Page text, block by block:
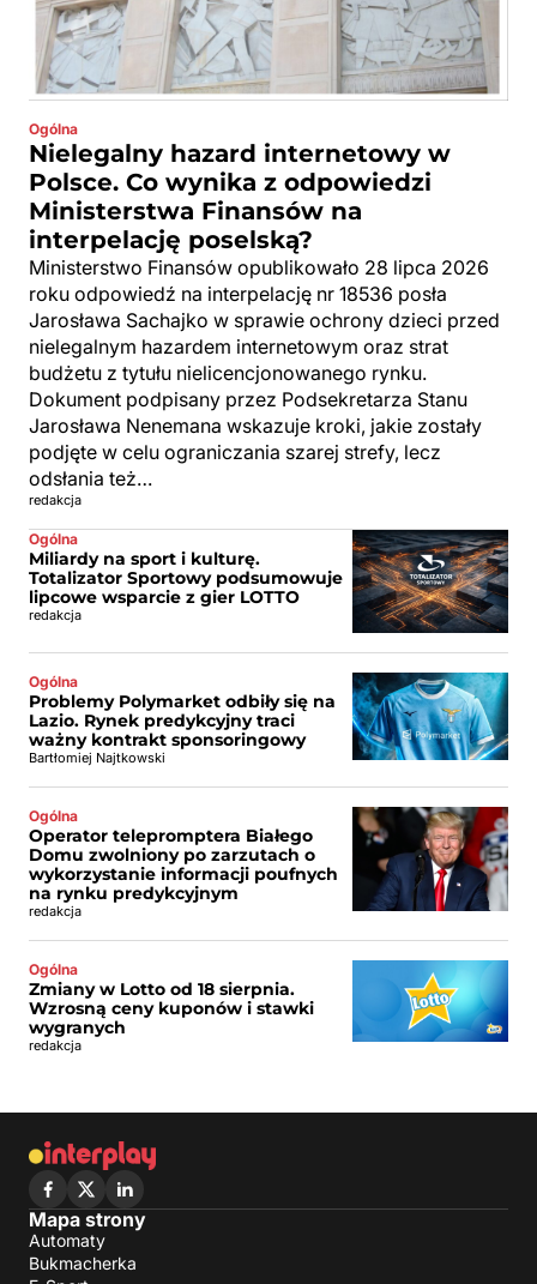
Ogólna
Nielegalny hazard internetowy w
Polsce. Co wynika z odpowiedzi
Ministerstwa Finansów na
interpelację poselską?
Ministerstwo Finansów opublikowało 28 lipca 2026
roku odpowiedź na interpelację nr 18536 posła
Jarosława Sachajko w sprawie ochrony dzieci przed
nielegalnym hazardem internetowym oraz strat
budżetu z tytułu nielicencjonowanego rynku.
Dokument podpisany przez Podsekretarza Stanu
Jarosława Nenemana wskazuje kroki, jakie zostały
podjęte w celu ograniczania szarej strefy, lecz
odsłania też…
redakcja
Ogólna
Miliardy na sport i kulturę.
Totalizator Sportowy podsumowuje
lipcowe wsparcie z gier LOTTO
redakcja
Ogólna
Problemy Polymarket odbiły się na
Lazio. Rynek predykcyjny traci
ważny kontrakt sponsoringowy
Bartłomiej Najtkowski
Ogólna
Operator telepromptera Białego
Domu zwolniony po zarzutach o
wykorzystanie informacji poufnych
na rynku predykcyjnym
redakcja
Ogólna
Zmiany w Lotto od 18 sierpnia.
Wzrosną ceny kuponów i stawki
wygranych
redakcja
Mapa strony
Automaty
Bukmacherka